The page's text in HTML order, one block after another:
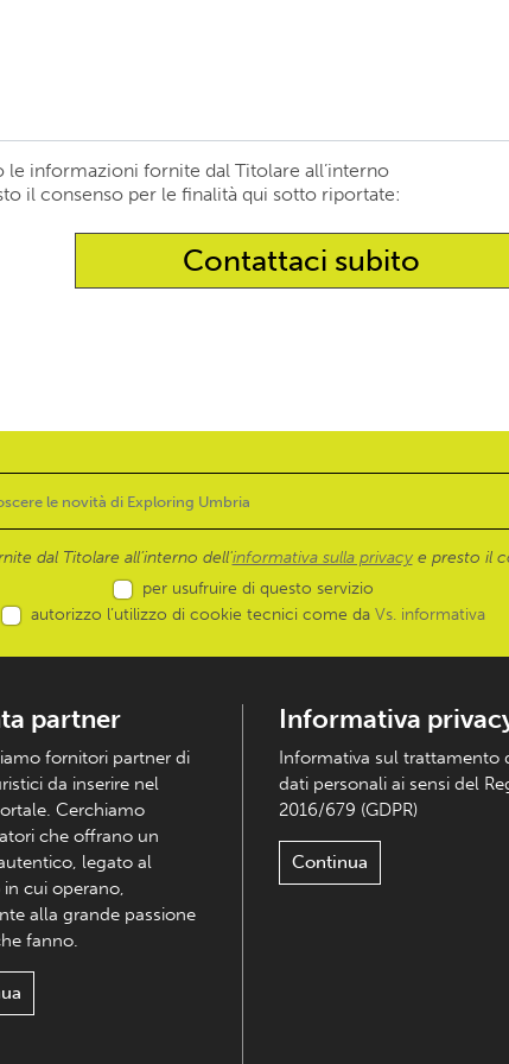
informazioni fornite dal Titolare all’interno
il consenso per le finalità qui sotto riportate:
dal Titolare all’interno dell'informativa sulla privacye presto il
per usufruire di questo servizio
autorizzo l’utilizzo di cookie tecnici come da Vs. informativa
partner
fornitori partner di
da inserire nel
Cerchiamo
che offrano un
legato al
cui operano,
alla grande passione
fanno.
Informativa
Informativa sul trattamento
dati personali ai sensi del
2016/679 (GDPR)
Continua